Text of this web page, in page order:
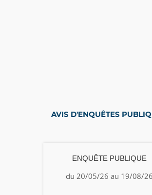
AVIS D'ENQUÊTES
ENQUÊTE PUBLIQUE
du 20/05/26 au 19/08/26